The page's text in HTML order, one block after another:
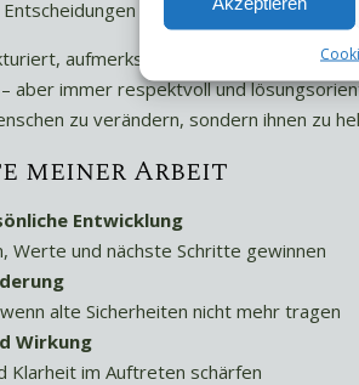
zu ermöglichen
aufmerksam und direkt.
aber immer respektvoll und
zu verändern, sondern ihnen zu
meiner Arbeit
Entwicklung
Werte und nächste Schritte gewinnen
alte Sicherheiten nicht mehr tragen
Wirkung
Klarheit im Auftreten schärfen